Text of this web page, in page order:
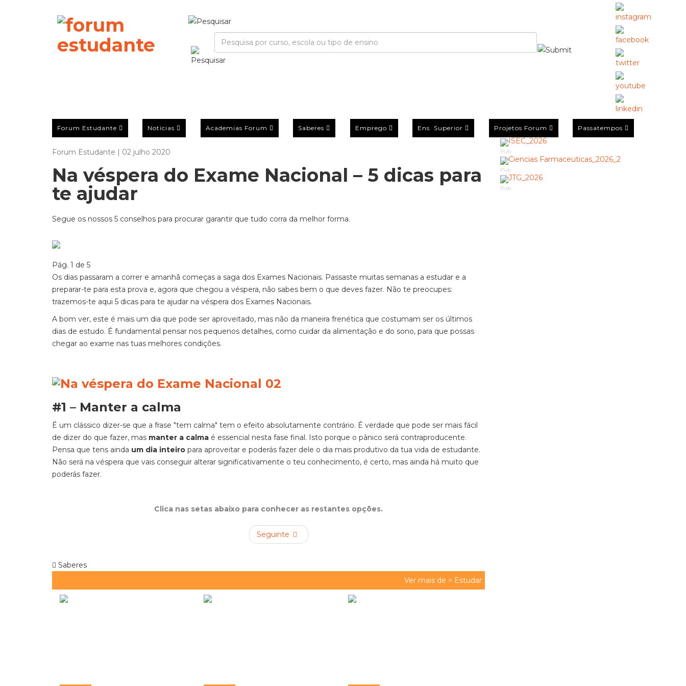
Forum Estudante Notícias Academias Forum Saberes Emprego Ens. Superior Projetos Forum Passatempos
Forum Estudante | 02 julho 2020
Na véspera do Exame Nacional – 5 dicas para
te ajudar
Segue os nossos 5 conselhos para procurar garantir que tudo corra da melhor forma.
Pág. 1 de 5
Os dias passaram a correr e amanhã começas a saga dos Exames Nacionais. Passaste muitas semanas a estudar e a
preparar-te para esta prova e, agora que chegou a véspera, não sabes bem o que deves fazer. Não te preocupes:
trazemos-te aqui 5 dicas para te ajudar na véspera dos Exames Nacionais.
A bom ver, este é mais um dia que pode ser aproveitado, mas não da maneira frenética que costumam ser os últimos
dias de estudo. É fundamental pensar nos pequenos detalhes, como cuidar da alimentação e do sono, para que possas
chegar ao exame nas tuas melhores condições.
#1 – Manter a calma
É um clássico dizer-se que a frase "tem calma" tem o efeito absolutamente contrário. É verdade que pode ser mais fácil
de dizer do que fazer, mas manter a calma é essencial nesta fase final. Isto porque o pânico será contraproducente.
Pensa que tens ainda um dia inteiro para aproveitar e poderás fazer dele o dia mais produtivo da tua vida de estudante.
Não será na véspera que vais conseguir alterar significativamente o teu conhecimento, é certo, mas ainda há muito que
poderás fazer.
Clica nas setas abaixo para conhecer as restantes opções.
Seguinte
Saberes
Ver mais de > Estudar
Pub
Pub
Pub